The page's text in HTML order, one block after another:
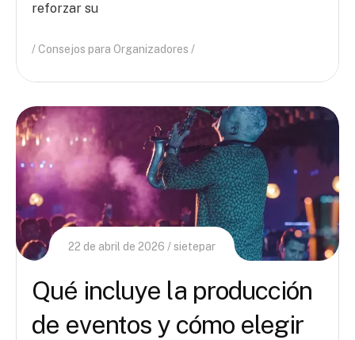
reforzar su
Consejos para Organizadores
22 de abril de 2026 sietepar
Qué incluye la producción
de eventos y cómo elegir